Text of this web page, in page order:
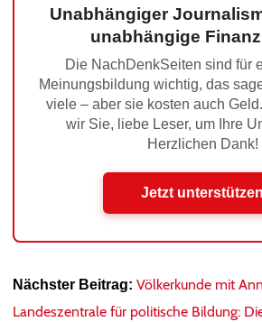
Unabhängiger
unabhängige
Die NachDenkSeiten sind für
Meinungsbildung wichtig, das
viele – aber sie kosten auch
wir Sie, liebe Leser, um Ihre
Herzlichen Dank!
Jetzt unterstützen
Nächster Beitrag: Völkerkunde mit
Landeszentrale für politische Bildung: